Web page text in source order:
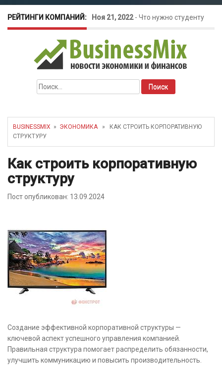
РЕЙТИНГИ КОМПАНИЙ: Ноя 21, 2022- Что нужно студенту
для открытия бизнеса?
Окт 26, 2022-Телефония для
amoCRM: лучшие инструменты для
бизнеса
как защитить свой бизнес?
Найти:
BUSINESSMIX » ЭКОНОМИКА» КАК СТРОИТЬ КОРПОРАТИВНУЮ
СТРУКТУРУ
Как строить корпоративную
структуру
Пост опубликован: 13.09.2024
Создание эффективной корпоративной структуры —
ключевой аспект успешного управления компанией.
Правильная структура помогает распределить обязанности,
улучшить коммуникацию и повысить производительность.